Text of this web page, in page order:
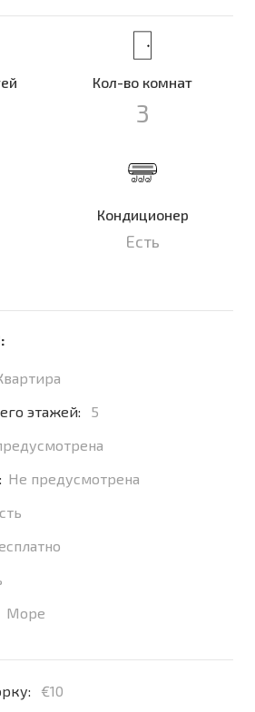
Кол-во комнат
3
Кондиционер
Есть
этажей:
5
Не предусмотрена
Море
€10